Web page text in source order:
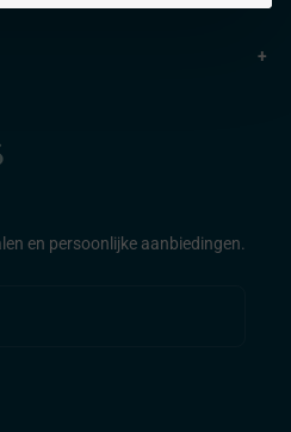
+
en persoonlijke aanbiedingen.